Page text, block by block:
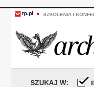
SZKOLENIA I
SZUKAJ W: